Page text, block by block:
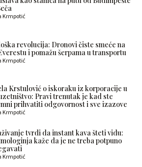
Krmpotić
revolucija: Dronovi čiste smeće na
i pomažu šerpama u transportu
Krmpotić
Krstulović o iskoraku iz korporacije u
Pravi trenutak je kad ste
prihvatiti odgovornost i sve izazove
Krmpotić
tvrdi da instant kava šteti vidu:
kaže da je ne treba potpuno
Krmpotić